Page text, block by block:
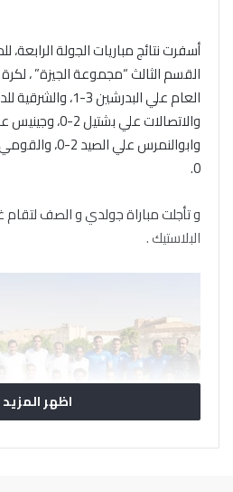
أسفرت نتائج مباريات الجولة
القسم الثالث “مجموعة الجيزة” ،
0.
و تأجلت مباراة جولدي و الصف
البلاستيك .
اظهر المزيد